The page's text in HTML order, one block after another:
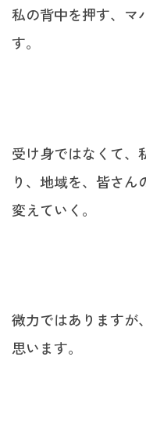
私の背中を押す、マ
す。
受け身ではなくて、
り、地域を、皆さ
変えていく。
微力ではありますが
思います。